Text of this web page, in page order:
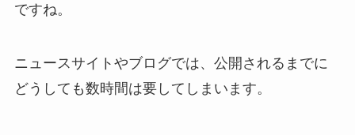
ですね。
ニュースサイトやブログでは、公開されるまでに
どうしても数時間は要してしまいます。